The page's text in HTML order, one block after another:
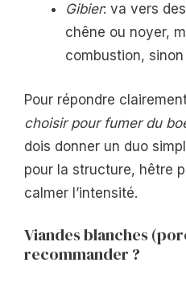
Gibier: va vers
chêne ou noyer,
combustion,
Pour répondre
choisir pour fumer du
dois donner un duo
pour la structure, hêtre
calmer l’intensité.
Viandes blanches
recommander ?